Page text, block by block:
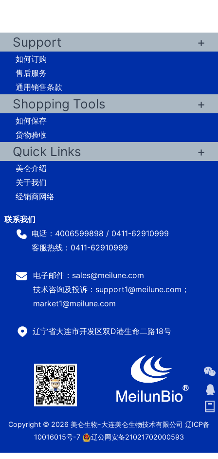
Support
如何订购
售后服务
通用销售条款
Shopping Tools
如何保存
货物验收
Quick Links
美仑介绍
关于我们
经销商网络
电话：4006599898 / 0411-62910999
客服热线：0411-62910999
电子邮件：sales@meilune.com
技术咨询及投诉：support1@meilune.com；
market1@meilune.com
辽宁省大连市开发区双D港生命二路18号
Copyright © 2026 美仑生物-大连美仑生物技术有限公司 辽ICP备
10016015号-7
辽公网安备21021702000593